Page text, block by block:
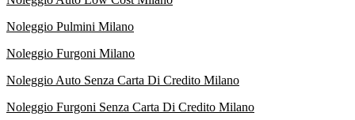
Noleggio Pulmini Milano
Noleggio Furgoni Milano
Noleggio Auto Senza Carta Di Credito Milano
Noleggio Furgoni Senza Carta Di Credito Milano